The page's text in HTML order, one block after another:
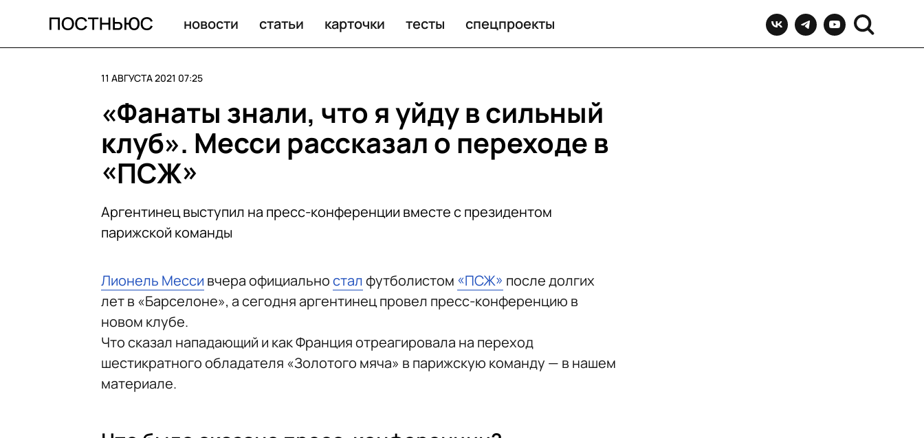
новости статьи карточки тесты спецпроекты
11 АВГУСТА 2021 07:25
«Фанаты знали, что я уйду в сильный
клуб». Месси рассказал о переходе в
«ПСЖ»
Аргентинец выступил на пресс-конференции вместе с президентом
парижской команды
Лионель Месси вчера официальносталфутболистом «ПСЖ» после долгих
лет в «Барселоне», а сегодня аргентинец провел пресс-конференцию в
новом клубе.
Что сказал нападающий и как Франция отреагировала на переход
шестикратного обладателя «Золотого мяча» в парижскую команду — в нашем
материале.